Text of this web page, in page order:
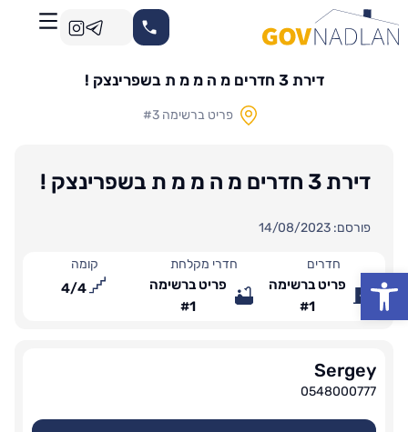
פתח סרגל נגישות
דירת 3 חדרים מ ה מ מ ת בשפרינצק !
פריט ברשימה #3
דירת 3 חדרים מ ה מ מ ת בשפרינצק !
פורסם: 14/08/2023
חדרים
פריט ברשימה
#1
חדרי מקלחת
פריט ברשימה
#1
קומה
4
/
4
Sergey
0548000777